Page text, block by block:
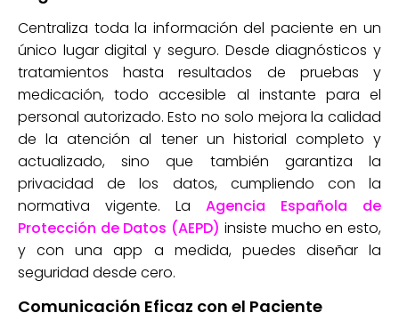
Centraliza toda la información del paciente en un
único lugar digital y seguro. Desde diagnósticos y
tratamientos hasta resultados de pruebas y
medicación, todo accesible al instante para el
personal autorizado. Esto no solo mejora la calidad
de la atención al tener un historial completo y
actualizado, sino que también garantiza la
privacidad de los datos, cumpliendo con la
normativa vigente. La Agencia Española de
Protección de Datos (AEPD) insiste mucho en esto,
y con una app a medida, puedes diseñar la
seguridad desde cero.
Comunicación Eficaz con el Paciente